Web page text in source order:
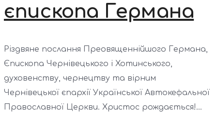
єпископа Германа
Різдвяне послання Преовященнійшого Германа,
Єпископа Чернівецького і Хотинського,
духовенству, чернецтву та вірним
Чернівецької єпархії Української Автокефальної
Православної Церкви. Христос рождається!...